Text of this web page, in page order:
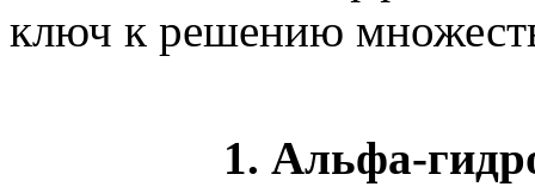
ключ к решению
1. Альфа-